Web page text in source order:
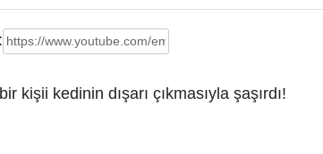
kişii kedinin dışarı çıkmasıyla şaşırdı!